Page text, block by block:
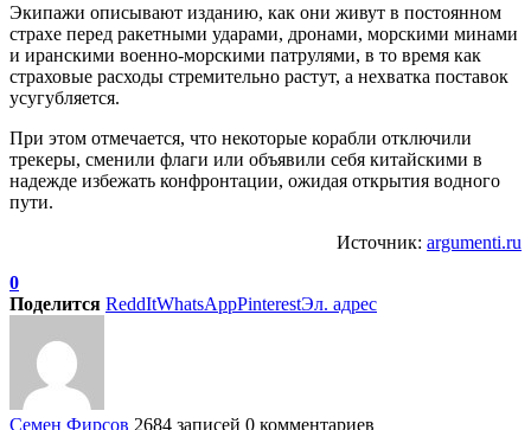
Экипажи описывают изданию, как они живут в постоянном
страхе перед ракетными ударами, дронами, морскими минами
и иранскими военно-морскими патрулями, в то время как
страховые расходы стремительно растут, а нехватка поставок
усугубляется.
При этом отмечается, что некоторые корабли отключили
трекеры, сменили флаги или объявили себя китайскими в
надежде избежать конфронтации, ожидая открытия водного
пути.
Источник: argumenti.ru
0
Поделится ReddItWhatsAppPinterestЭл. адрес
Семен Фирсов 2684 записей 0 комментариев